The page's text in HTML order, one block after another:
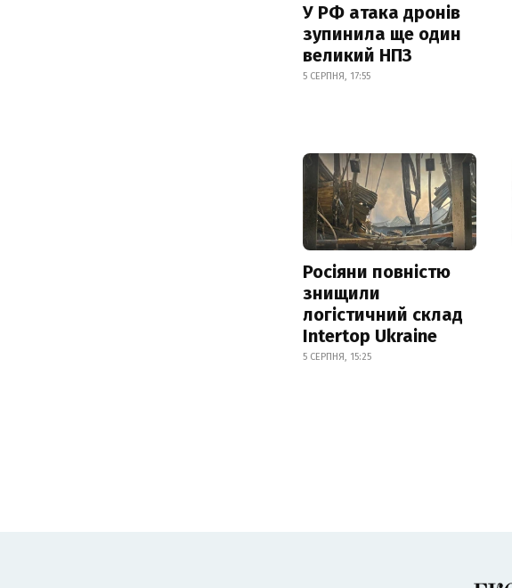
У РФ атака дронів
зупинила ще один
великий НПЗ
5 СЕРПНЯ, 17:55
Росіяни повністю
знищили
логістичний склад
Intertop Ukraine
5 СЕРПНЯ, 15:25